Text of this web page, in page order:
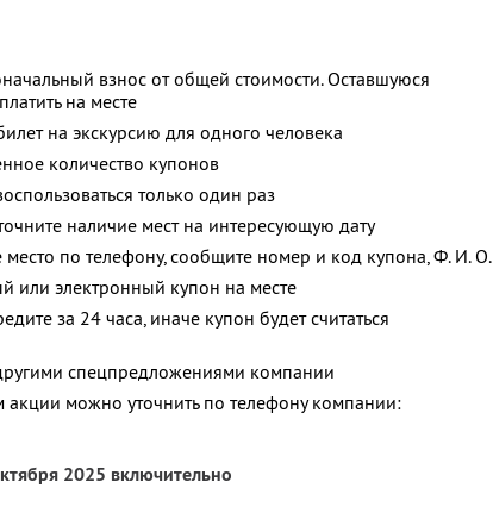
взнос от общей стоимости. Оставшуюся
на месте
на экскурсию для одного человека
количество купонов
только один раз
наличие мест на интересующую дату
место по телефону, сообщите номер и код купона,Ф. И. О.
или электронный купон на месте
за 24 часа, иначе купон будет считаться
спецпредложениями компании
можно уточнить по телефону компании:
2025 включительно